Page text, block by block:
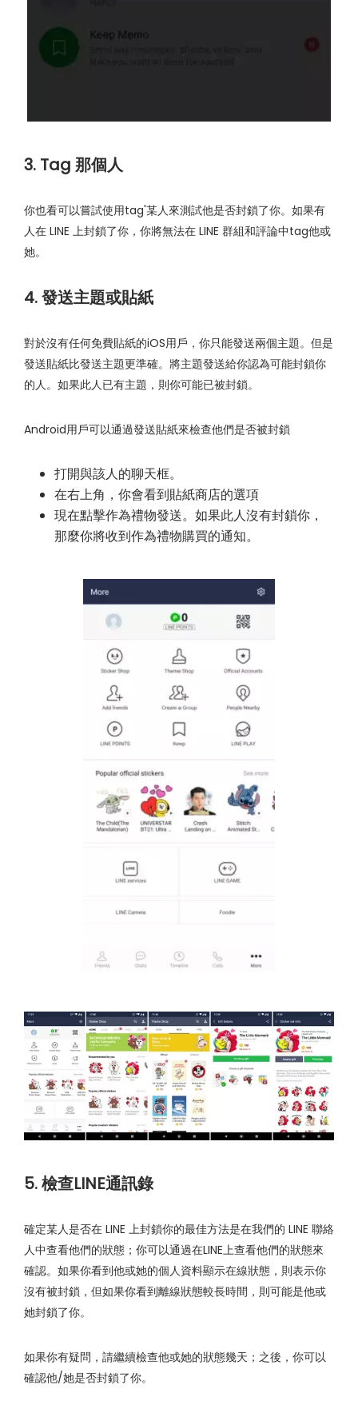
3. Tag 那個人
你也看可以嘗試使用tag'某人來測試他是否封鎖了你。如果有
人在 LINE 上封鎖了你，你將無法在 LINE 群組和評論中tag他或
她。
4. 發送主題或貼紙
對於沒有任何免費貼紙的iOS用戶，你只能發送兩個主題。但是
發送貼紙比發送主題更準確。將主題發送給你認為可能封鎖你
的人。如果此人已有主題，則你可能已被封鎖。
Android用戶可以通過發送貼紙來檢查他們是否被封鎖
打開與該人的聊天框。
在右上角，你會看到貼紙商店的選項
現在點擊作為禮物發送。如果此人沒有封鎖你，
那麼你將收到作為禮物購買的通知。
5. 檢查LINE通訊錄
確定某人是否在 LINE 上封鎖你的最佳方法是在我們的 LINE 聯絡
人中查看他們的狀態；你可以通過在LINE上查看他們的狀態來
確認。如果你看到他或她的個人資料顯示在線狀態，則表示你
沒有被封鎖，但如果你看到離線狀態較長時間，則可能是他或
她封鎖了你。
如果你有疑問，請繼續檢查他或她的狀態幾天；之後，你可以
確認他/她是否封鎖了你。